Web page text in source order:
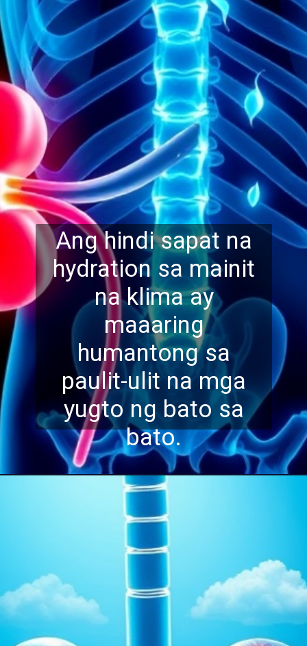
Ang hindi sapat na
hydration sa mainit
na klima ay
maaaring
humantong sa
paulit-ulit na mga
yugto ng bato sa
bato.